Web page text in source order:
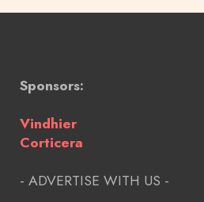
Sponsors:
Vindhier
Corticera
- ADVERTISE WITH US -